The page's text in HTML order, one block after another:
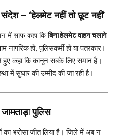
– ‘हेलमेट नहीं तो छूट नहीं’
में साफ कहा किबिना हेलमेट वाहन चलाने
नागरिक हों, पुलिसकर्मी हों या पत्रकार।
हुए कहा कि कानून सबके लिए समान है।
में सुधार की उम्मीद की जा रही है।
पुलिस
का भरोसा जीत लिया है। जिले में अब न